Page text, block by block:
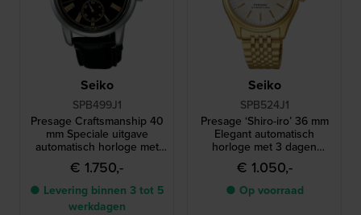
Seiko
SPB499J1
Presage Craftsmanship 40
mm Speciale uitgave
automatisch horloge met
unieke ‘Urushi’ lak
wijzerplaat
€ 1.750,-
● Levering binnen 3 tot 5
werkdagen
Seiko
SPB524J1
Presage ‘Shiro-iro’ 36 mm
Elegant automatisch
horloge met 3 dagen
gangreserve
€ 1.050,-
● Op voorraad